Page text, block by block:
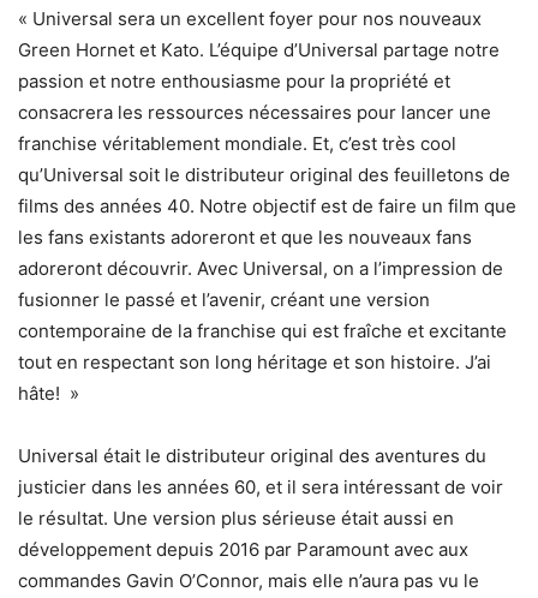
« Universal sera un excellent foyer pour nos nouveaux
Green Hornet et Kato. L’équipe d’Universal partage notre
passion et notre enthousiasme pour la propriété et
consacrera les ressources nécessaires pour lancer une
franchise véritablement mondiale. Et, c’est très cool
qu’Universal soit le distributeur original des feuilletons de
films des années 40. Notre objectif est de faire un film que
les fans existants adoreront et que les nouveaux fans
adoreront découvrir. Avec Universal, on a l’impression de
fusionner le passé et l’avenir, créant une version
contemporaine de la franchise qui est fraîche et excitante
tout en respectant son long héritage et son histoire. J’ai
hâte! »
Universal était le distributeur original des aventures du
justicier dans les années 60, et il sera intéressant de voir
le résultat. Une version plus sérieuse était aussi en
développement depuis 2016 par Paramount avec aux
commandes Gavin O’Connor, mais elle n’aura pas vu le